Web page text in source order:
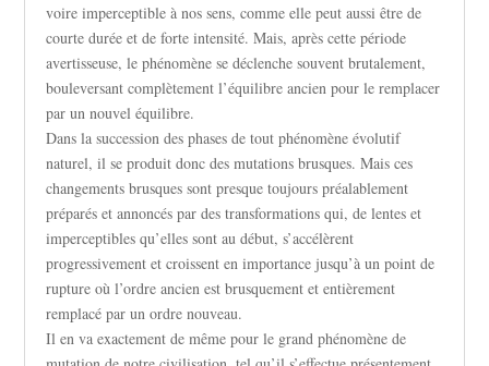
voire imperceptible à nos sens, comme elle peut aussi être de
courte durée et de forte intensité. Mais, après cette période
avertisseuse, le phénomène se déclenche souvent brutalement,
bouleversant complètement l’équilibre ancien pour le remplacer
par un nouvel équilibre.
Dans la succession des phases de tout phénomène évolutif
naturel, il se produit donc des mutations brusques. Mais ces
changements brusques sont presque toujours préalablement
préparés et annoncés par des transformations qui, de lentes et
imperceptibles qu’elles sont au début, s’accélèrent
progressivement et croissent en importance jusqu’à un point de
rupture où l’ordre ancien est brusquement et entièrement
remplacé par un ordre nouveau.
Il en va exactement de même pour le grand phénomène de